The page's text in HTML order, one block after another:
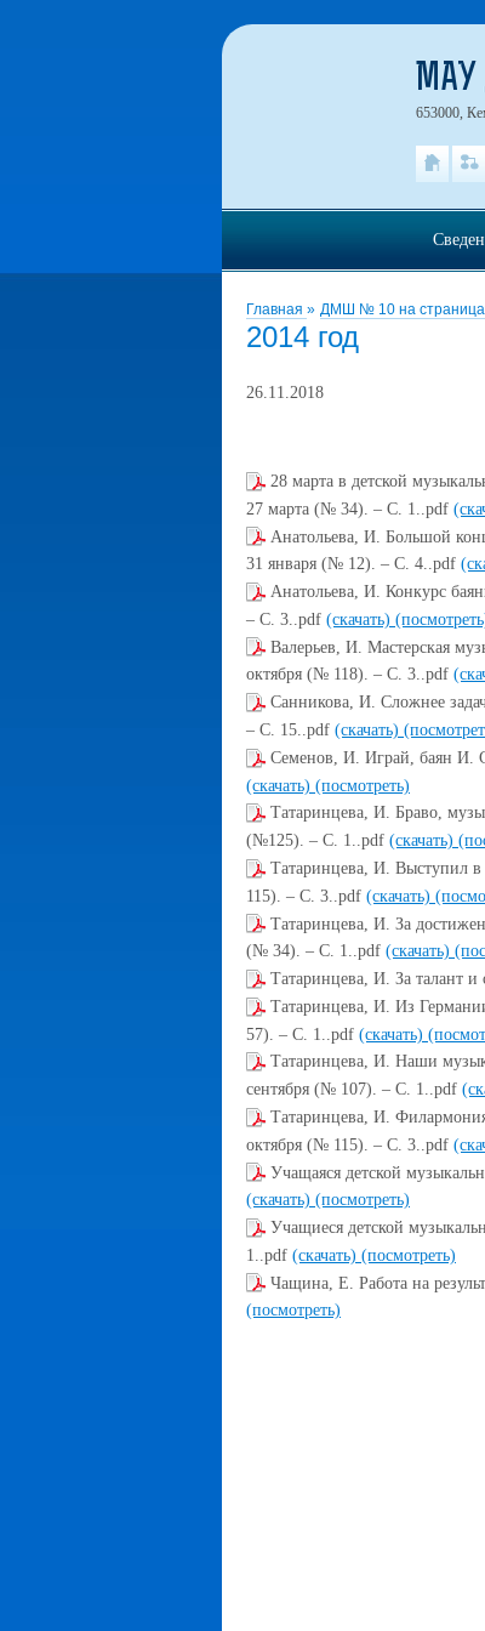
Главная » ДМШ № 10 на
2014 год
26.11.2018
28 марта в детской
27 марта (№ 34). – С. 1..pdf
Анатольева, И. Большой
31 января (№ 12). – С. 4..pdf
Анатольева, И. Конкурс
– С. 3..pdf (скачать)
Валерьев, И. Мастерская
октября (№ 118). – С. 3..pdf
Санникова, И. Сложнее
– С. 15..pdf (скачать)
Семенов, И. Играй, баян И.
(скачать) (посмотреть)
Татаринцева, И. Браво,
(№125). – С. 1..pdf (скачать)
Татаринцева, И. Выступил
115). – С. 3..pdf (скачать)
Татаринцева, И. За
(№ 34). – С. 1..pdf (скачать)
Татаринцева, И. За талант и
Татаринцева, И. Из
57). – С. 1..pdf (скачать)
Татаринцева, И. Наши
сентября (№ 107). – С. 1..pdf
Татаринцева, И.
октября (№ 115). – С. 3..pdf
Учащаяся детской
(скачать) (посмотреть)
Учащиеся детской
1..pdf (скачать) (посмотреть)
Чащина, Е. Работа на
(посмотреть)
МАУ
653000,